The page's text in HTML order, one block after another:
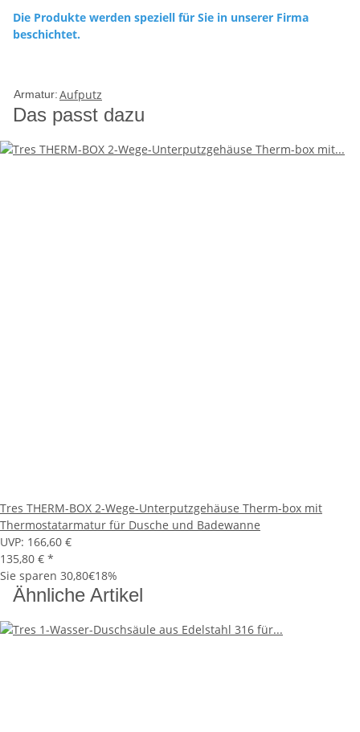
Die Produkte werden speziell für Sie in unserer Firma
beschichtet.
Armatur:Aufputz
Das passt dazu
Tres THERM-BOX 2-Wege-Unterputzgehäuse Therm-box mit
Thermostatarmatur für Dusche und Badewanne
UVP: 166,60 €
135,80 € *
Sie sparen 30,80€18%
Ähnliche Artikel